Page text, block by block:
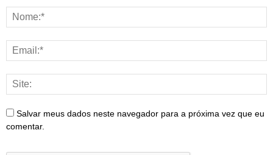
Salvar meus dados neste navegador para a próxima vez que eu
comentar.